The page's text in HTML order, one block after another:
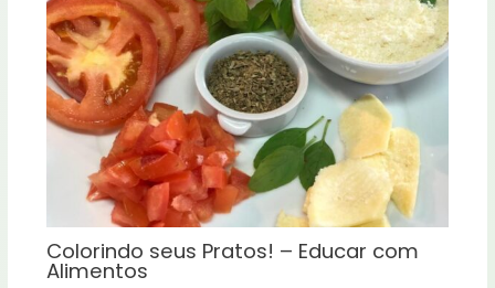
Colorindo seus Pratos! – Educar com
Alimentos